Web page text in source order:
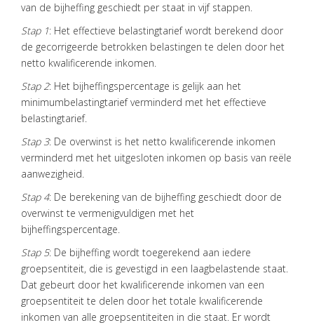
van de bijheffing geschiedt per staat in vijf stappen.
Stap 1: Het effectieve belastingtarief wordt berekend door
de gecorrigeerde betrokken belastingen te delen door het
netto kwalificerende inkomen.
Stap 2: Het bijheffingspercentage is gelijk aan het
minimumbelastingtarief verminderd met het effectieve
belastingtarief.
Stap 3: De overwinst is het netto kwalificerende inkomen
verminderd met het uitgesloten inkomen op basis van reële
aanwezigheid.
Stap 4: De berekening van de bijheffing geschiedt door de
overwinst te vermenigvuldigen met het
bijheffingspercentage.
Stap 5: De bijheffing wordt toegerekend aan iedere
groepsentiteit, die is gevestigd in een laagbelastende staat.
Dat gebeurt door het kwalificerende inkomen van een
groepsentiteit te delen door het totale kwalificerende
inkomen van alle groepsentiteiten in die staat. Er wordt